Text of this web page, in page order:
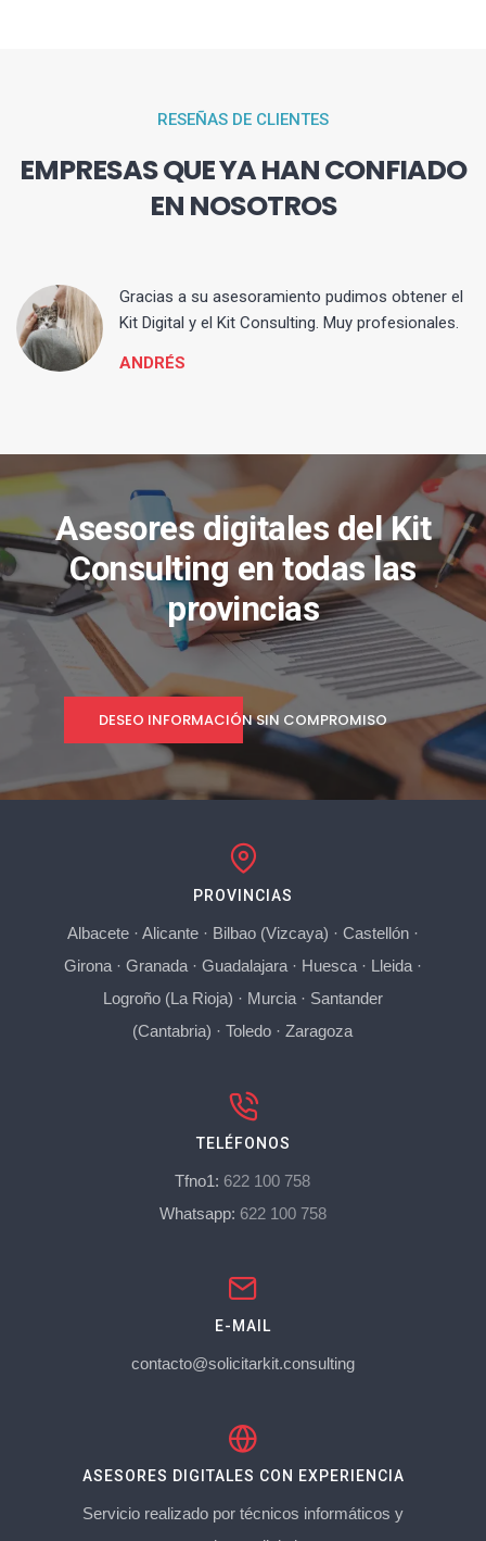
RESEÑAS DE CLIENTES
EMPRESAS QUE YA HAN CONFIADO
EN NOSOTROS
Gracias a su asesoramiento pudimos obtener el
Kit Digital y el Kit Consulting. Muy profesionales.
ANDRÉS
Asesores digitales del Kit
Consulting en todas las
provincias
DESEO INFORMACIÓN SIN COMPROMISO
PROVINCIAS
Albacete· Alicante· Bilbao (Vizcaya) · Castellón·
Girona· Granada· Guadalajara· Huesca· Lleida·
Logroño (La Rioja) · Murcia· Santander
(Cantabria) ·Toledo ·Zaragoza
TELÉFONOS
Tfno1: 622 100 758
Whatsapp: 622 100 758
E-MAIL
contacto@solicitarkit.consulting
ASESORES DIGITALES CON EXPERIENCIA
Servicio realizado por técnicos informáticos y